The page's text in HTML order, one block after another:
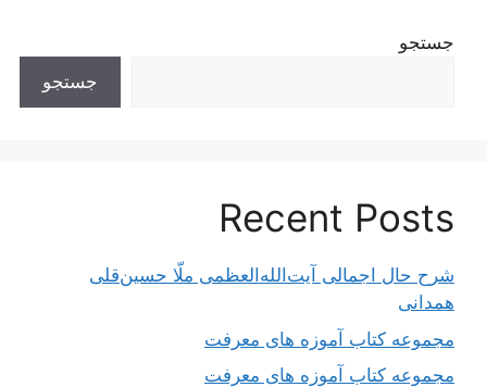
جستجو
جستجو
Recent Posts
شرح حال اجمالی آیت‌الله‌العظمی ملّا حسین‌قلی
همدانی
مجموعه کتاب آموزه های معرفت
مجموعه کتاب آموزه های معرفت